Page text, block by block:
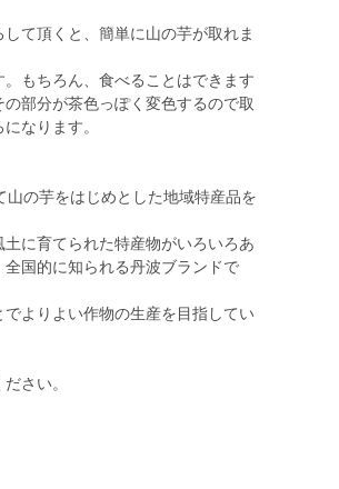
て頂くと、簡単に山の芋が取れま
もちろん、食べることはできます
部分が茶色っぽく変色するので取
なります。
の芋をはじめとした地域特産品を
に育てられた特産物がいろいろあ
国的に知られる丹波ブランドで
よりよい作物の生産を目指してい
さい。